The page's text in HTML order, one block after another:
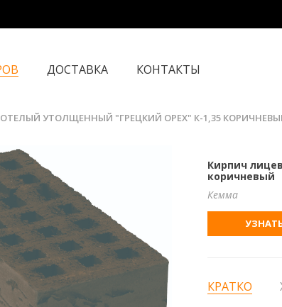
ДОСТАВКА КОНТАКТЫ
УТОЛЩЕННЫЙ "ГРЕЦКИЙ ОРЕХ" К-1,35
Кирпич
коричневый
Кемма
КРАТКО